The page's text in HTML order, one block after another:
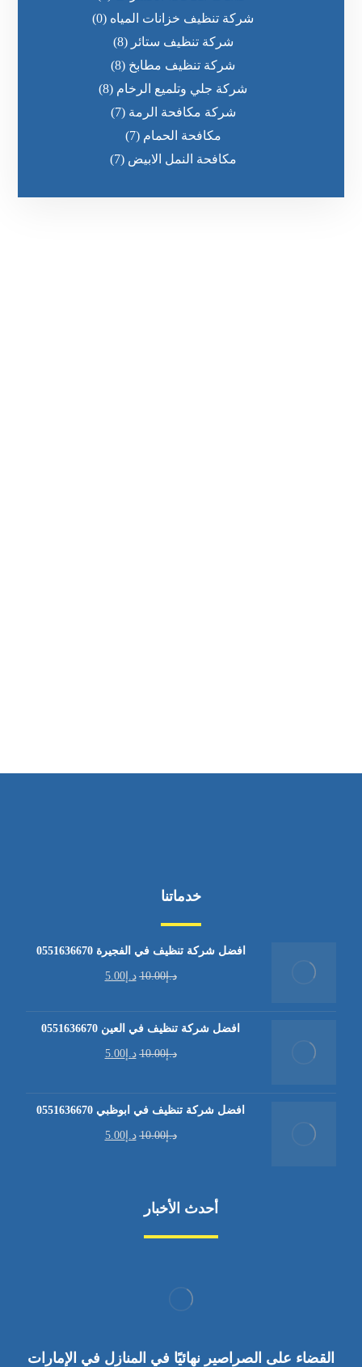
شركة تنظيف خزانات المياه (0)
شركة تنظيف ستائر (8)
شركة تنظيف مطابخ (8)
شركة جلي وتلميع الرخام (8)
شركة مكافحة الرمة (7)
مكافحة الحمام (7)
مكافحة النمل الابيض (7)
خدماتنا
افضل شركة تنظيف في الفجيرة 0551636670
د.إ10.00 د.إ5.00
افضل شركة تنظيف في العين 0551636670
د.إ10.00 د.إ5.00
افضل شركة تنظيف في ابوظبي 0551636670
د.إ10.00 د.إ5.00
أحدث الأخبار
القضاء على الصراصير نهائيًا في المنازل في الإمارات